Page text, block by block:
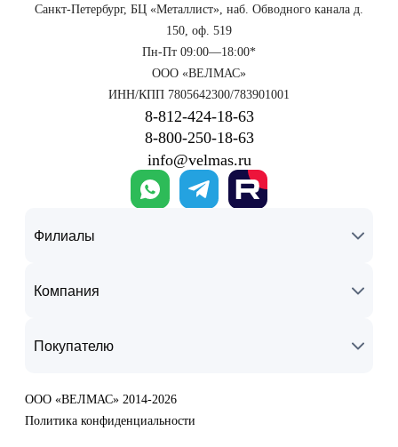
Санкт-Петербург, БЦ «Металлист», наб. Обводного канала д.
150, оф. 519
Пн-Пт 09:00—18:00*
ООО «ВЕЛМАС»
ИНН/КПП 7805642300/783901001
8‑812‑424‑18‑63
8‑800‑250‑18‑63
info@velmas.ru
Филиалы
Компания
Покупателю
ООО «ВЕЛМАС» 2014-2026
Политика конфиденциальности